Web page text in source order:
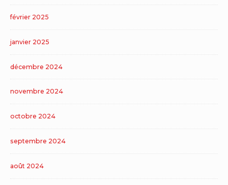
février 2025
janvier 2025
décembre 2024
novembre 2024
octobre 2024
septembre 2024
août 2024